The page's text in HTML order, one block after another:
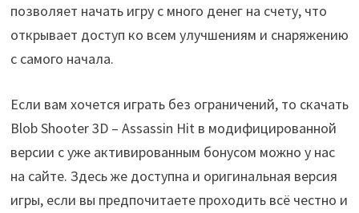
позволяет начать игру с много денег на счету, что
открывает доступ ко всем улучшениям и снаряжению
с самого начала.
Если вам хочется играть без ограничений, то скачать
Blob Shooter 3D – Assassin Hit в модифицированной
версии с уже активированным бонусом можно у нас
на сайте. Здесь же доступна и оригинальная версия
игры, если вы предпочитаете проходить всё честно и